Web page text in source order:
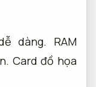
dàng. RAM
Card đồ họa